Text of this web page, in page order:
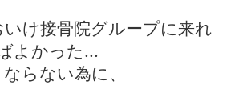
け接骨院グループに来れ
よかった...
らない為に、